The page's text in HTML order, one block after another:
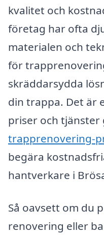
kvalitet och
företag har ofta
materialen och
för
skräddarsydda
din trappa. Det är
priser och tjänster
trapprenovering-
begära
hantverkare i
Så oavsett om du
renovering eller